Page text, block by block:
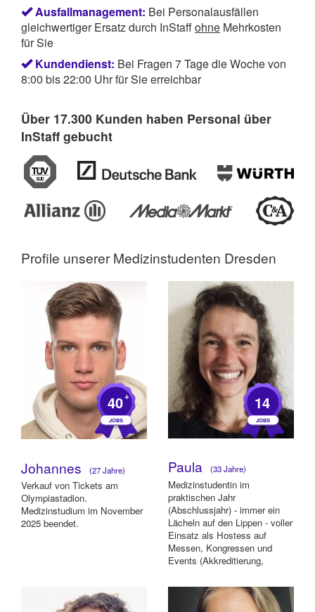
Ausfallmanagement: Bei Personalausfällen
gleichwertiger Ersatz durch InStaffohne Mehrkosten
für Sie
Kundendienst: Bei Fragen 7 Tage die Woche von
8:00 bis 22:00 Uhr für Sie erreichbar
Über 17.300 Kunden haben Personal über
InStaff gebucht
Profile unsererMedizinstudenten Dresden
40+
Johannes (27 Jahre)
Verkauf von Tickets am
Olympiastadion.
Medizinstudium im November
2025 beendet.
14
Paula (33 Jahre)
Medizinstudentin im
praktischen Jahr
(Abschlussjahr) - immer ein
Lächeln auf den Lippen - voller
Einsatz als Hostess auf
Messen, Kongressen und
Events (Akkreditierung,
Prom...